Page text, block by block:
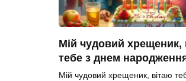
Мій чудовий хрещеник,
тебе з днем
Мій чудовий хрещеник, вітаю